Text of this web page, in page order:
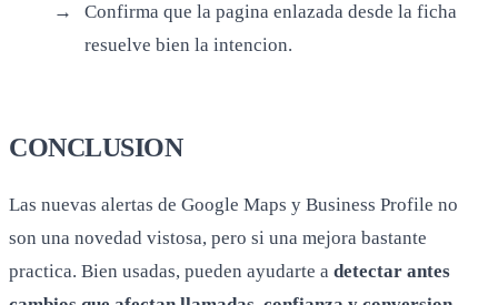
Confirma que la pagina enlazada desde la ficha
resuelve bien la intencion.
CONCLUSION
Las nuevas alertas de Google Maps y Business Profile no
son una novedad vistosa, pero si una mejora bastante
practica. Bien usadas, pueden ayudarte a detectar antes